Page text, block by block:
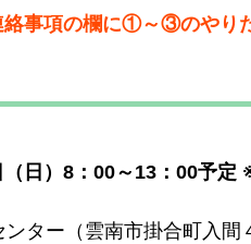
絡事項の欄に①～③のやり
日）8：00～13：00予定
ンター（雲南市掛合町入間